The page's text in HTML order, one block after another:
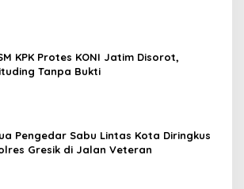
KPK Protes KONI Jatim Disorot,
Tanpa Bukti
Pengedar Sabu Lintas Kota Diringkus
Gresik di Jalan Veteran